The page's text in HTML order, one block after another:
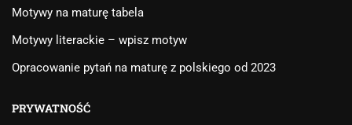
Motywy na maturę tabela
Motywy literackie – wpisz motyw
Opracowanie pytań na maturę z polskiego od 2023
PRYWATNOŚĆ